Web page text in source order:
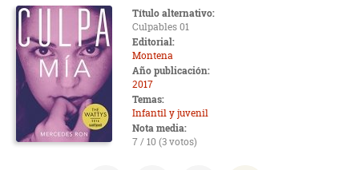
Título alternativo:
Culpables 01
Editorial:
Montena
Año publicación:
2017
Temas:
Infantil y juvenil
Nota media:
7 / 10 (3 votos)